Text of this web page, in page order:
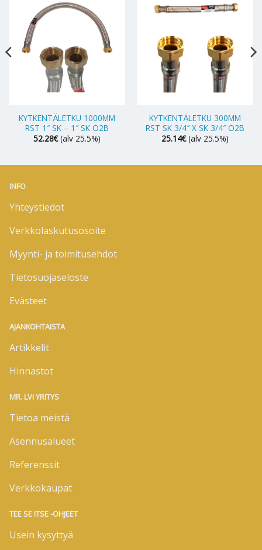
KYTKENTÄLETKU 1000MM
RST 1″ SK – 1″ SK O2B
52.28€ (alv 25.5%)
KYTKENTÄLETKU 300MM
RST SK 3/4″ X SK 3/4″ O2B
25.14€ (alv 25.5%)
INFO
Yhteystiedot
Verkkolaskutusosoite
Myynti- ja toimitusehdot
Tietosuojaseloste
Evästeet
AJANKOHTAISTA
Artikkelit
Hinnastot
MR. LVI YRITYS
Tietoa meistä
Asennusalueet
Referenssit
Verkkokaupat
TEE SE ITSE -OHJEET
Usein kysyttyä